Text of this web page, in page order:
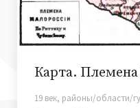
Карта.
19 век, районы/области/